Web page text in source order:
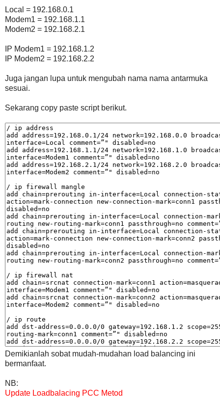
Local = 192.168.0.1
Modem1 = 192.168.1.1
Modem2 = 192.168.2.1
IP Modem1 = 192.168.1.2
IP Modem2 = 192.168.2.2
Juga jangan lupa untuk mengubah nama nama antarmuka
sesuai.
Sekarang copy paste script berikut.
Demikianlah sobat mudah-mudahan load balancing ini
bermanfaat.
NB:
Update Loadbalacing PCC Metod